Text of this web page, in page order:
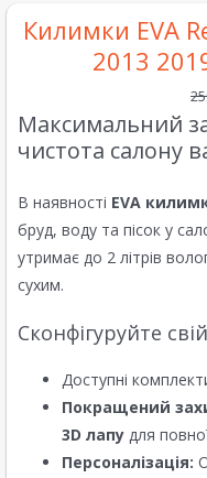
Килимки EVA
2013
Максимальний
чистота салону
В наявності EVA
бруд, воду та пісок у
утримає до 2 літрів
сухим.
Сконфігуруйте
Доступні
Покращений
3D лапу для
Персоналізація: